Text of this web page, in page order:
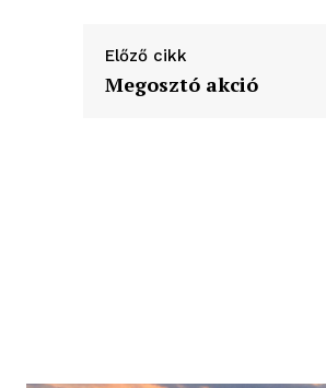
Előző cikk
Megosztó akció